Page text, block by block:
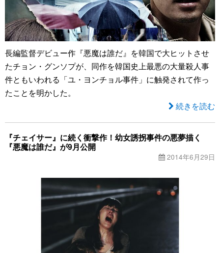
長編監督デビュー作『悪魔は誰だ』を韓国で大ヒットさせ
たチョン・グンソプが、同作を韓国史上最悪の大量殺人事
件ともいわれる「ユ・ヨンチョル事件」に触発されて作っ
たことを明かした。
続きを読む
『チェイサー』に続く衝撃作！幼女誘拐事件の悪夢描く
『悪魔は誰だ』が9月公開
2014年6月29日